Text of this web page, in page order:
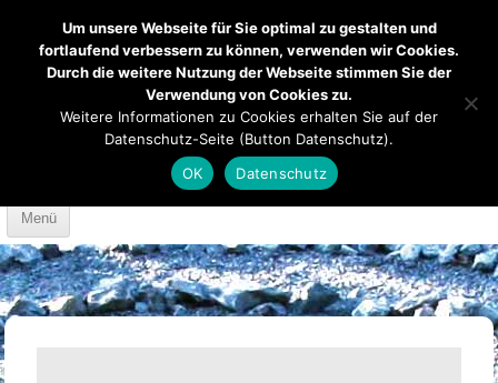
Mendener Labyrinth Kirche Über uns
Anfahrt
Menü
Skip to content
Um unsere Webseite für Sie optimal zu gestalten und
fortlaufend verbessern zu können, verwenden wir Cookies.
Durch die weitere Nutzung der Webseite stimmen Sie der
Verwendung von Cookies zu.
Weitere Informationen zu Cookies erhalten Sie auf der
Datenschutz-Seite (Button Datenschutz).
OK
Datenschutz